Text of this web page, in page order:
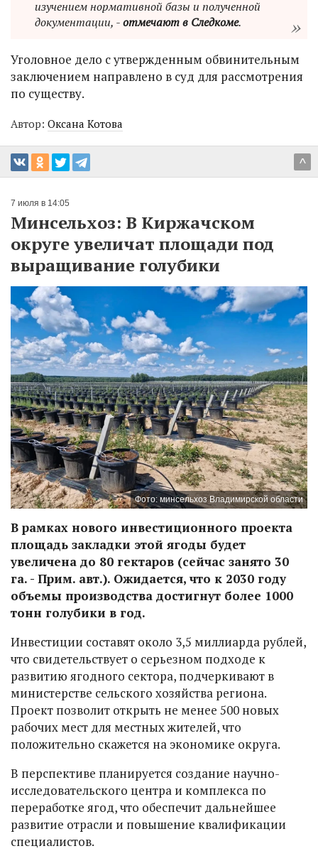
изучением нормативной базы и полученной
документации, -отмечают в Следкоме.
Уголовное дело с утвержденным обвинительным
заключением направлено в суд для рассмотрения
по существу.
Автор: Оксана Котова
^
7 июля в 14:05
Минсельхоз: В Киржачском
округе увеличат площади под
выращивание голубики
Фото: минсельхоз Владимирской области
В рамках нового инвестиционного проекта
площадь закладки этой ягоды будет
увеличена до 80 гектаров (сейчас занято 30
га. - Прим. авт.). Ожидается, что к 2030 году
объемы производства достигнут более 1000
тонн голубики в год.
Инвестиции составят около 3,5 миллиарда рублей,
что свидетельствует о серьезном подходе к
развитию ягодного сектора, подчеркивают в
министерстве сельского хозяйства региона.
Проект позволит открыть не менее 500 новых
рабочих мест для местных жителей, что
положительно скажется на экономике округа.
В перспективе планируется создание научно-
исследовательского центра и комплекса по
переработке ягод, что обеспечит дальнейшее
развитие отрасли и повышение квалификации
специалистов.